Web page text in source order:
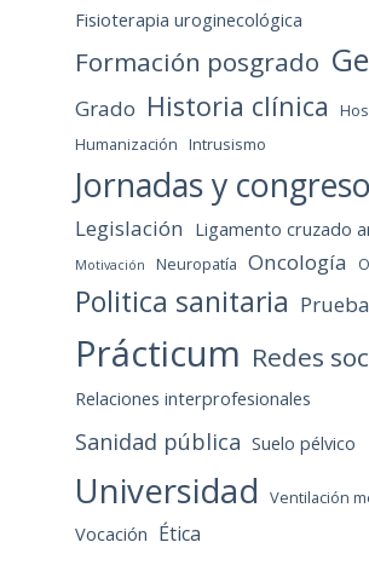
Fisioterapia uroginecológica
Formación posgrado
Grado Historia clínica
Humanización Intrusismo
Jornadas y
Legislación Ligamento cruzado
Motivación Neuropatía Oncología
Politica sanitaria
Prácticum Redes
Relaciones interprofesionales
Sanidad pública Suelo pélvico
Universidad Ventilación
Vocación Ética